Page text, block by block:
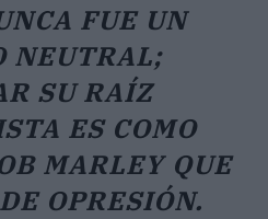
FUE UN
NEUTRAL;
SU RAÍZ
ES COMO
MARLEY QUE
OPRESIÓN.